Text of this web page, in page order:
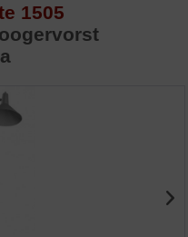
1505